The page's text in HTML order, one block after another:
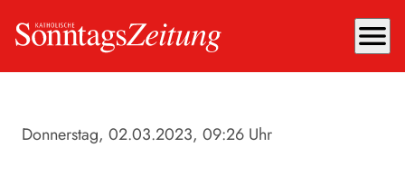
menu
Donnerstag, 02.03.2023, 09:26 Uhr